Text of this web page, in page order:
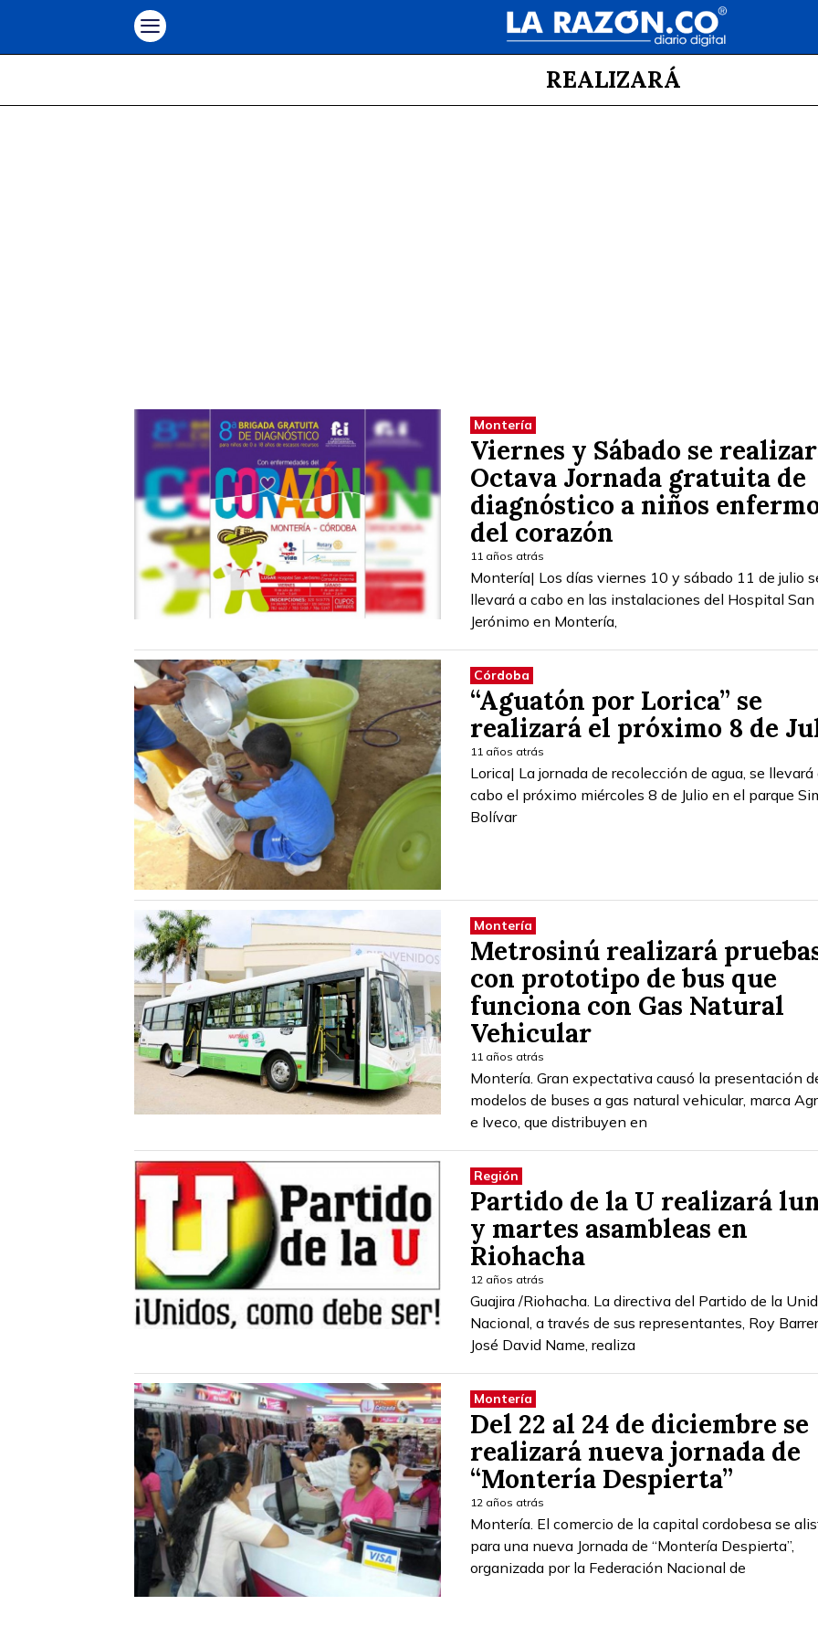
REALIZARÁ
Montería
Viernes y Sábado se
Octava Jornada gratuita de
diagnóstico a niños
del corazón
11 años atrás
Montería| Los días viernes 10 y sábado 11 de julio
llevará a cabo en las instalaciones del Hospital San
Jerónimo en Montería,
Córdoba
“Aguatón por Lorica” se
realizará el próximo 8 de
11 años atrás
Lorica| La jornada de recolección de agua, se llevará
cabo el próximo miércoles 8 de Julio en el parque
Bolívar
Montería
Metrosinú realizará
con prototipo de bus que
funciona con Gas Natural
Vehicular
11 años atrás
Montería. Gran expectativa causó la presentación
modelos de buses a gas natural vehicular, marca
e Iveco, que distribuyen en
Región
Partido de la U realizará
y martes asambleas en
Riohacha
12 años atrás
Guajira /Riohacha. La directiva del Partido de la
Nacional, a través de sus representantes, Roy
José David Name, realiza
Montería
Del 22 al 24 de diciembre se
realizará nueva jornada de
“Montería Despierta”
12 años atrás
Montería. El comercio de la capital cordobesa se
para una nueva Jornada de “Montería Despierta”,
organizada por la Federación Nacional de